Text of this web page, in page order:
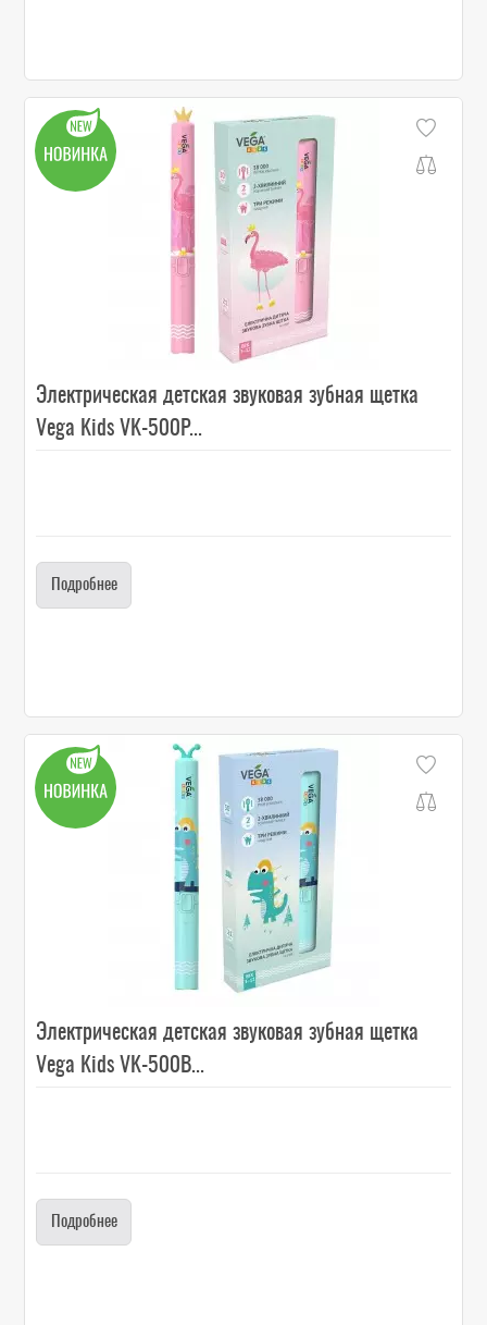
Электрическая детская звуковая зубная щетка
Vega Kids VK-500P...
Подробнее
Электрическая детская звуковая зубная щетка
Vega Kids VK-500B...
Подробнее